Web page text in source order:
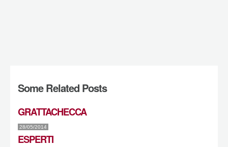
Some Related Posts
GRATTACHECCA
28/05/2014
ESPERTI